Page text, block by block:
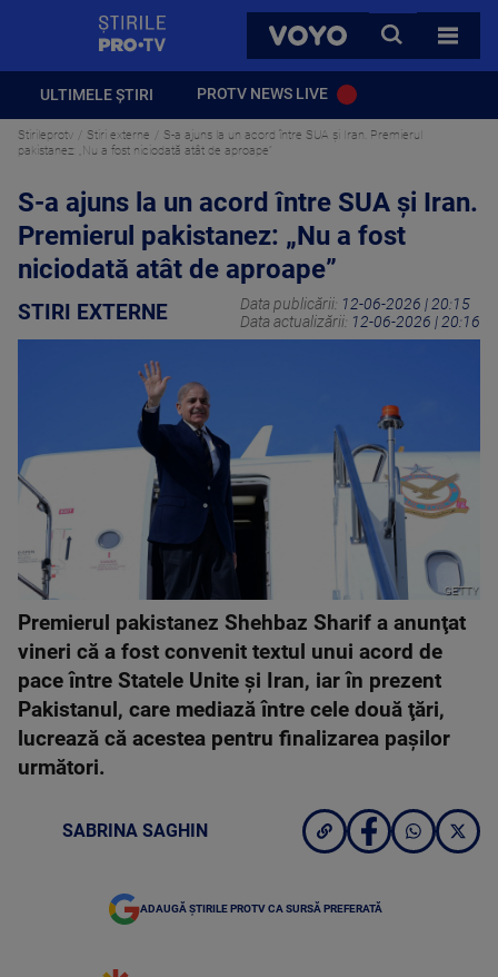
VOYO
CAUTA
TOATE
ULTIMELE ȘTIRI PROTV NEWS LIVE
Stirileprotv Stiri externe
S-a ajuns la un acord între SUA și Iran. Premierul
pakistanez: „Nu a fost niciodată atât de aproape”
S-a ajuns la un acord între SUA și Iran.
Premierul pakistanez: „Nu a fost
niciodată atât de aproape”
STIRI EXTERNE Data publicării: 12-06-2026 | 20:15
Data actualizării: 12-06-2026 | 20:16
GETTY
Premierul pakistanez Shehbaz Sharif a anunţat
vineri că a fost convenit textul unui acord de
pace între Statele Unite şi Iran, iar în prezent
Pakistanul, care mediază între cele două ţări,
lucrează că acestea pentru finalizarea paşilor
următori.
SABRINA SAGHIN
ADAUGĂ ȘTIRILE PROTV CA SURSĂ PREFERATĂ